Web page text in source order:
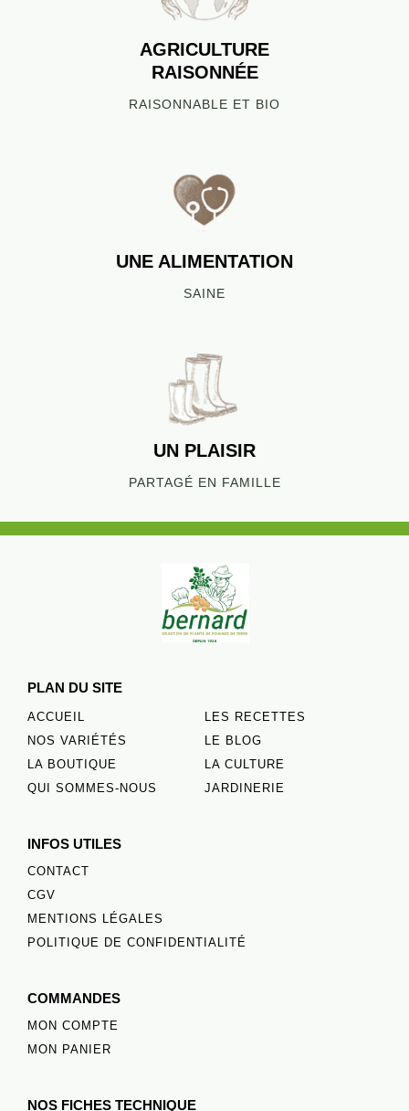
AGRICULTURE
RAISONNÉE
RAISONNABLE ET BIO
UNE ALIMENTATION
SAINE
UN PLAISIR
PARTAGÉ EN FAMILLE
PLAN DU SITE
ACCUEIL
NOS VARIÉTÉS
LA BOUTIQUE
QUI SOMMES-NOUS
LES RECETTES
LE BLOG
LA CULTURE
JARDINERIE
INFOS UTILES
CONTACT
CGV
MENTIONS LÉGALES
POLITIQUE DE CONFIDENTIALITÉ
COMMANDES
MON COMPTE
MON PANIER
NOS FICHES TECHNIQUE